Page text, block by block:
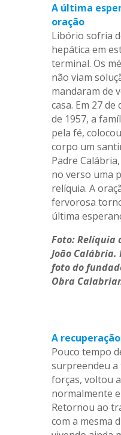
A última
oração
Libório sofria
hepática em
terminal. Os
não viam
mandaram de
casa. Em 27
de 1957, a
pela fé,
corpo um
Padre
no verso uma
relíquia. A
fervorosa
última
Foto: Relíquia
João Calábria.
foto do
Obra
A
Pouco tempo
surpreendeu a
forças, voltou
normalmente
Retornou ao
com a mesma